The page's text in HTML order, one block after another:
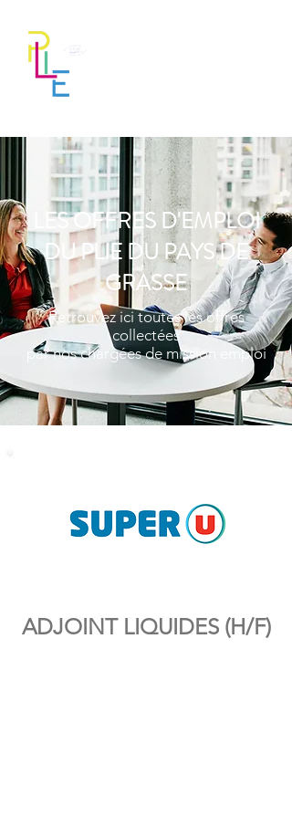
LES OFFRES D'EMPLOI
DU PLIE DU PAYS DE
GRASSE
Retrouvez ici toutes les offres
collectées
par nos chargées de mission emploi
ADJOINT LIQUIDES (H/F)